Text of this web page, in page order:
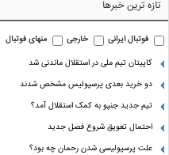
تازه ترین خبرها
فوتبال ایرانی خارجی
منهای فوتبال
کاپیتان تیم ملی در استقلال ماندنی شد
دو خرید بعدی پرسپولیس مشخص شدند
تیم جدید جنپو به کمک استقلال آمد؟
احتمال تعویق شروع فصل جدید
علت پرسپولیسی شدن رحمان چه بود؟